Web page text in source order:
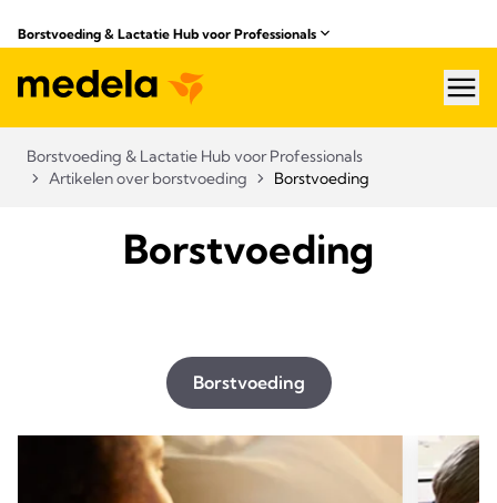
Borstvoeding & Lactatie Hub voor Professionals​
Borstvoeding & Lactatie Hub voor Professionals​
Artikelen over borstvoeding
Borstvoeding
Borstvoeding
Borstvoeding